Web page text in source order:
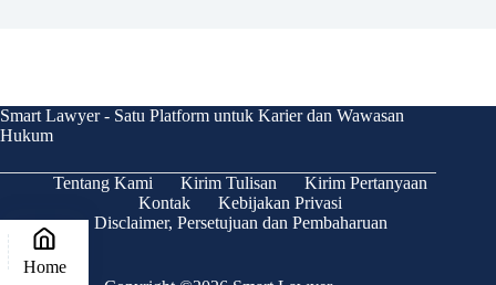
Smart Lawyer - Satu Platform untuk Karier dan Wawasan
Hukum
Tentang Kami Kirim Tulisan
Kirim Pertanyaan
Kontak
Kebijakan Privasi
Disclaimer, Persetujuan dan Pembaharuan
Home